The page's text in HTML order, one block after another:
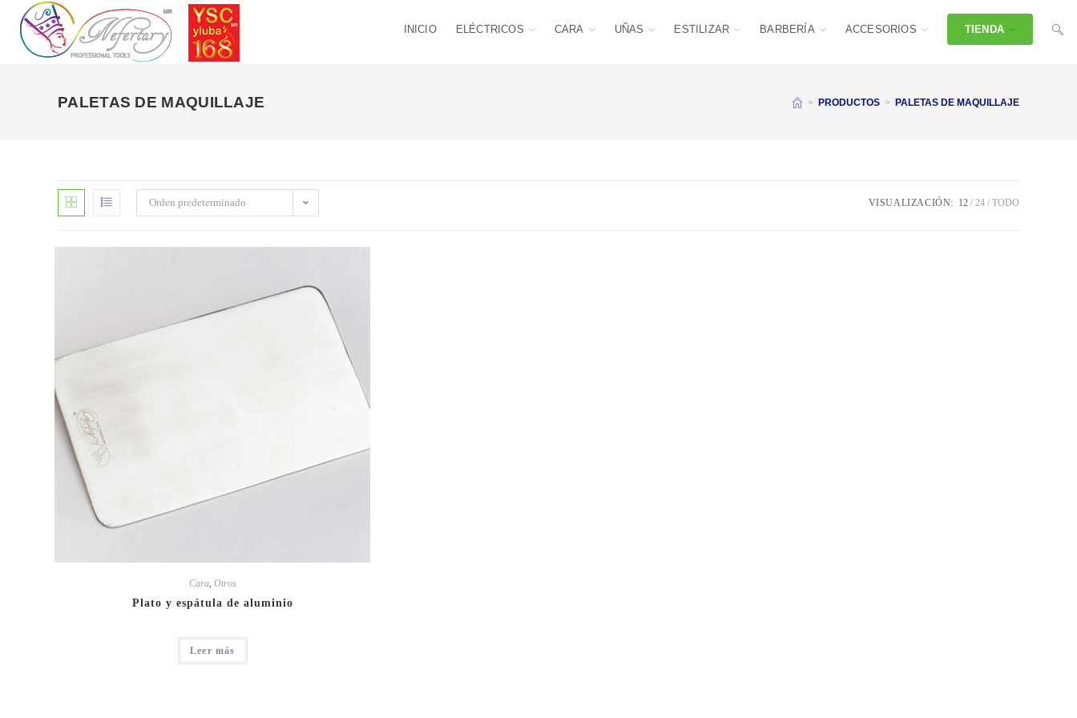
contenido
INICIO ELÉCTRICOS CARA UÑAS ESTILIZAR BARBERÍA ACCESORIOS TIENDA
PALETAS DE MAQUILLAJE > PRODUCTOS > PALETAS DE MAQUILLAJE
Orden predeterminado VISUALIZACIÓN: 12 24 TODO
Cara, Otros
Plato y espátula de aluminio
Leer más